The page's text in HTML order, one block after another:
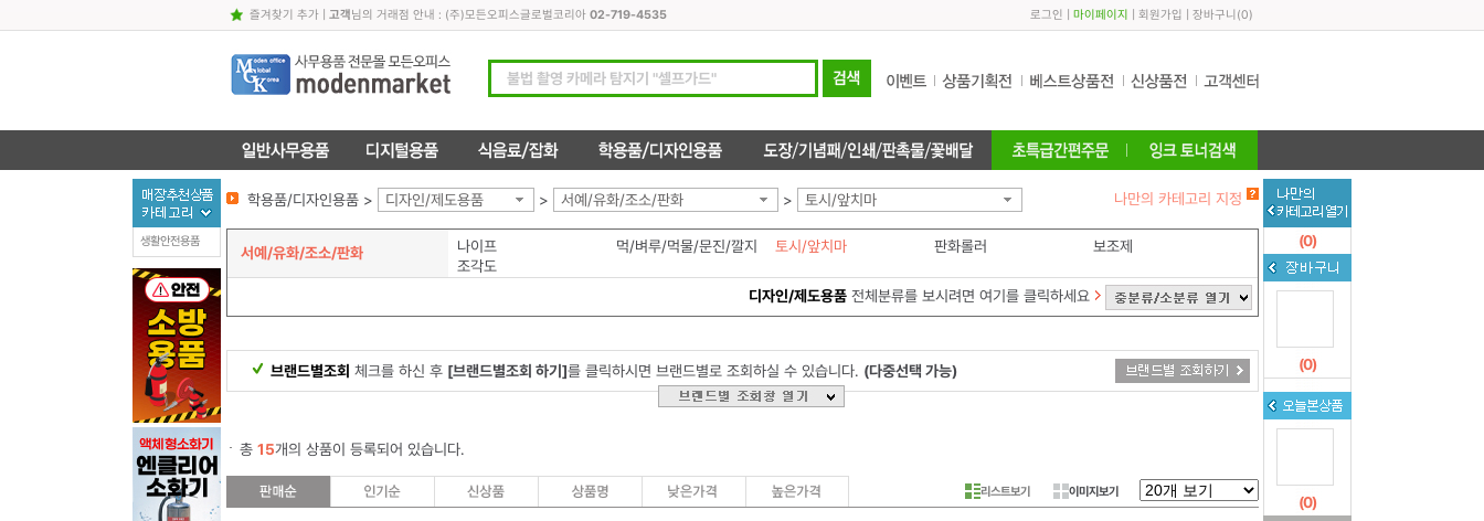
즐겨찾기 추가| 고객님의 거래점 안내 : (주)모든오피스글로벌코리아 02-719-4535 로그인 마이페이지 회원가입 장바구니 (0)
학용품/디자인용품 > 디자인/제도용품 > 서예/유화/조소/판화 > 토시/앞치마 나만의 카테고리 지정
서예/유화/조소/판화 나이프 먹/벼루/먹물/문진/깔지 토시/앞치마 판화롤러
보조제
조각도
디자인/제도용품전체분류를 보시려면 여기를 클릭하세요
브랜드별조회 체크를 하신 후 [브랜드별조회 하기]를 클릭하시면 브랜드별로 조회하실 수 있습니다. (다중선택 가능)
총 15개의 상품이 등록되어 있습니다.
리스트보기 이미지보기
생활안전용품 (0)
(0)
(0)